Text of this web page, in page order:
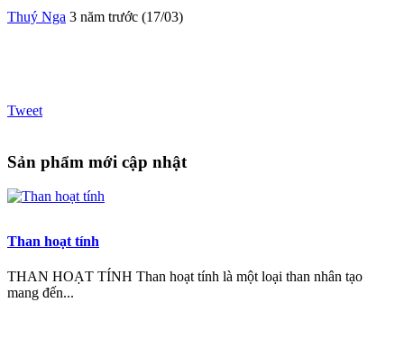
Thuý Nga 3 năm trước (17/03)
Tweet
Sản phẩm mới cập nhật
Than hoạt tính
THAN HOẠT TÍNH Than hoạt tính là một loại than nhân tạo
mang đến...